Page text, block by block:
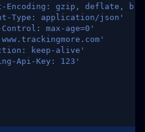
Encoding: gzip, deflate,
Type: application/json'
max-age=0'
keep-alive'
Api-Key: 123'